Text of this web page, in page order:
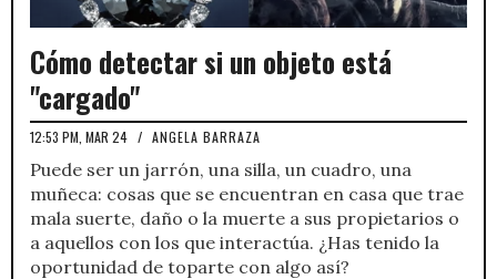
Cómo detectar si un objeto está
"cargado"
12:53 PM, MAR 24 / ANGELA BARRAZA
Puede ser un jarrón, una silla, un cuadro, una
muñeca: cosas que se encuentran en casa que trae
mala suerte, daño o la muerte a sus propietarios o
a aquellos con los que interactúa. ¿Has tenido la
oportunidad de toparte con algo así?